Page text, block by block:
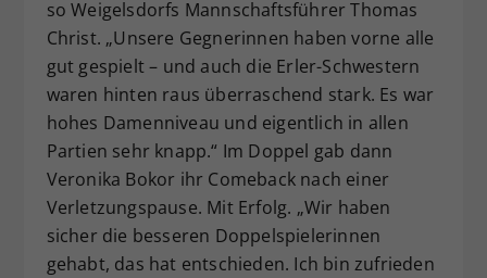
so Weigelsdorfs Mannschaftsführer Thomas
Christ. „Unsere Gegnerinnen haben vorne alle
gut gespielt – und auch die Erler-Schwestern
waren hinten raus überraschend stark. Es war
hohes Damenniveau und eigentlich in allen
Partien sehr knapp.“ Im Doppel gab dann
Veronika Bokor ihr Comeback nach einer
Verletzungspause. Mit Erfolg. „Wir haben
sicher die besseren Doppelspielerinnen
gehabt, das hat entschieden. Ich bin zufrieden